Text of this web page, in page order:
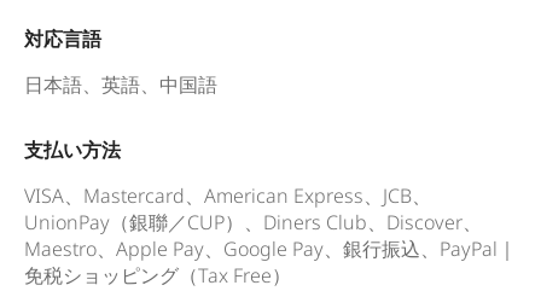
対応言語
日本語、英語、中国語
支払い方法
VISA、Mastercard、American Express、JCB、
UnionPay（銀聯／CUP）、Diners Club、Discover、
Maestro、Apple Pay、Google Pay、銀行振込、PayPal｜
免税ショッピング（Tax Free）